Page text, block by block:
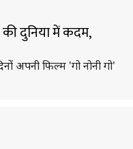
दुनिया में कदम,
अपनी फिल्म 'गो नोनी गो'